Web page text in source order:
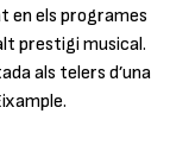
en els programes
prestigi musical.
als telers d’una